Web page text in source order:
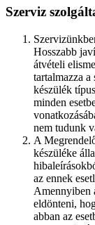
Szerviz
Hosszabb
átvételi
tartalmazza a
készülék
minden
nem tudunk
A
készüléke
az ennek
Amennyiben
eldönteni,
abban az